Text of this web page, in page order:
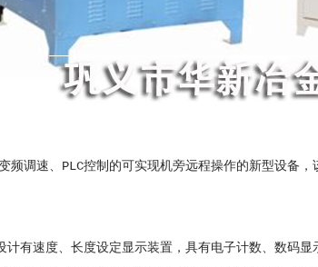
速、PLC控制的可实现机旁远程操作的新型设备，
计有速度、长度设定显示装置，具有电子计数、数码